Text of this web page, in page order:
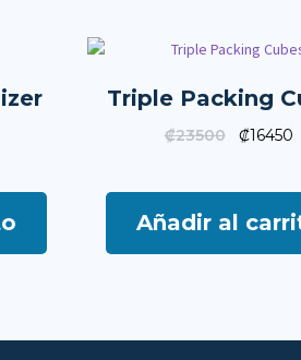
Triple Packing
₡23500 ₡16450
Añadir al